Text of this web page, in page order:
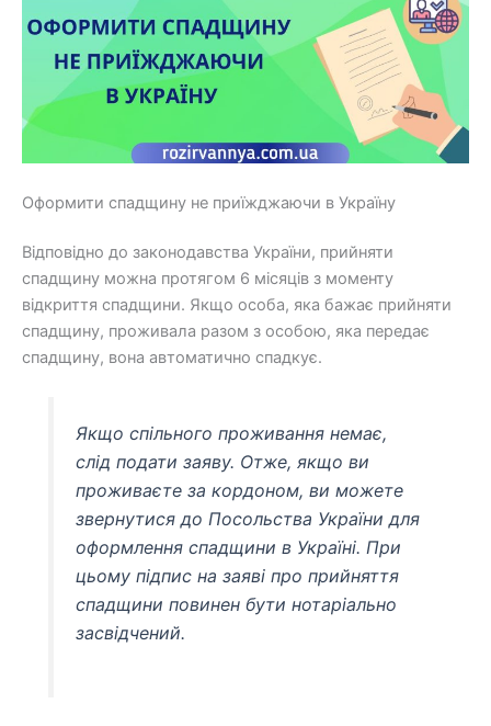
Оформити спадщину не приїжджаючи в Україну
Відповідно до законодавства України, прийняти
спадщину можна протягом 6 місяців з моменту
відкриття спадщини. Якщо особа, яка бажає прийняти
спадщину, проживала разом з особою, яка передає
спадщину, вона автоматично спадкує.
Якщо спільного проживання немає,
слід подати заяву. Отже, якщо ви
проживаєте за кордоном, ви можете
звернутися до Посольства України для
оформлення спадщини в Україні. При
цьому підпис на заяві про прийняття
спадщини повинен бути нотаріально
засвідчений.